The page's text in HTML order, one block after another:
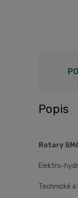
Popis
Rotary
Elektro-
Technické